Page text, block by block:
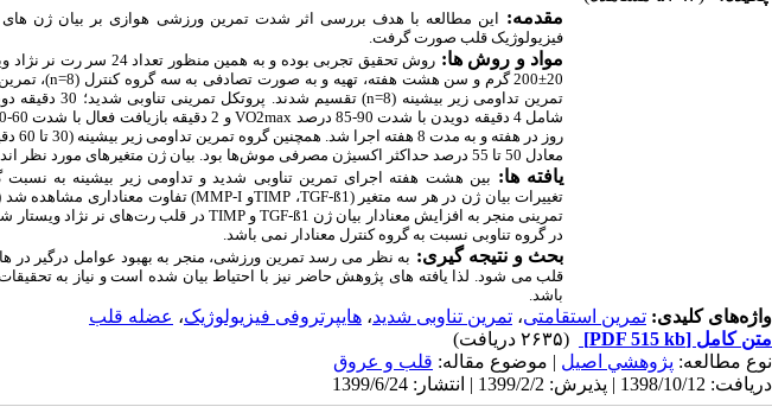
مقدمه: این مطالعه با هدف بررسی اثر شدت تمرین ورزشی هوازی بر بیان ژن های
فیزیولوژیک قلب صورت گرفت.
مواد و روش­ ها:
روش تحقیق تجربی بوده و به همین
20±200 گرم و سن هشت هفته، تهیه و به ‌صورت تصادفی به سه گروه کنترل (8=
n)،
تمرین تداومی زیر بیشینه (8=
n
) تقسیم شدند. پروتکل
شامل 4 دقیقه دویدن با شدت 90-85 درصد
VO2maxو 2 دقیقه بازیافت فعال با شدت 60-50 درصد
روز در
معادل 50 تا 55 درصد حداکثر اکسیژن مصرفی موش‌ها بود. بیان ژن متغیرهای مورد نظر اندازه گیری شد.
یافته ­ها: بین هشت هفته اجرای تمرین تناوبی شدید و تداومی زیر بیشینه به نسبت
تغییرات بیان ژن در هر سه متغیر ( TGF-ß1،TIMPو MMP-I) تفاوت معناداری مشاهده شد
تمرینی منجر به افزایش معنادار بیان ژن TGF-ß1وTIMP در قلب رت‌های نر نژاد ویستار
در گروه تناوبی نسبت به گروه کنترل معنادار نمی باشد.
بحث و نتیجه ­گیری: به نظر می رسد تمرین ورزشی، منجر به بهبود عوامل درگیر در
قلب می شود. لذا یافته های پژوهش حاضر نیز با احتیاط بیان شده است و نیاز به
باشد.
واژه‌های کلیدی: تمرین استقامتی، تمرین تناوبی شدید، هایپرتروفی فیزیولوژیک، عضله قلب
متن کامل [PDF 515 kb]
(۲۶۳۵ دریافت)
نوع مطالعه: پژوهشي اصیل | موضوع مقاله: قلب و عروق
دریافت: 1398/10/12 | پذیرش: 1399/2/2 | انتشار: 1399/6/24